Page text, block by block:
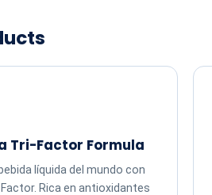
Tri-Factor Formula
bebida líquida del mundo con
Rica en antioxidantes